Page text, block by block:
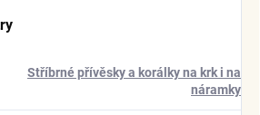
Stříbrné přívěsky a korálky na krk i na
náramky